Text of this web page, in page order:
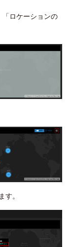
「ロケーションの
す。